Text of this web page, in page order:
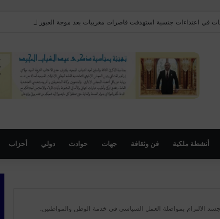
في اعتداءات جنسية استهدفت قاصرات مغربيات بعد موجة العبور الأخيرة
أنشطة ملكية فن وثقافة جهات حوادث دولي أحزاب
الالتزام بمواصلة العمل السياسي في خدمة الوطن والمواطنين.